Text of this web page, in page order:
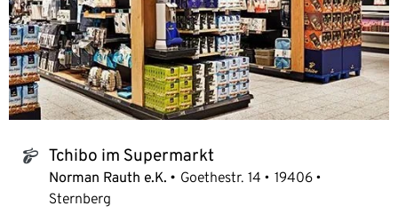
tchibo_logo Tchibo im Supermarkt
Norman Rauth e.K. Goethestr. 14
19406
Sternberg